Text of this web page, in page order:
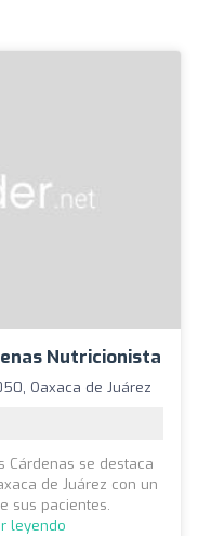
Nutricionista
Oaxaca de Juárez
Cárdenas se destaca
de Juárez con un
sus pacientes.
leyendo